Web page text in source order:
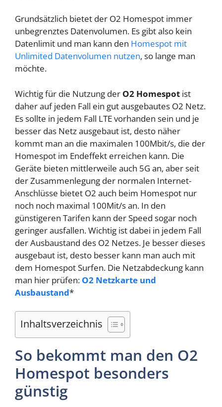
Grundsätzlich bietet der O2 Homespot immer
unbegrenztes Datenvolumen. Es gibt also kein
Datenlimit und man kann den Homespot mit
Unlimited Datenvolumen nutzen, so lange man
möchte.
Wichtig für die Nutzung der O2 Homespot ist
daher auf jeden Fall ein gut ausgebautes O2 Netz.
Es sollte in jedem Fall LTE vorhanden sein und je
besser das Netz ausgebaut ist, desto näher
kommt man an die maximalen 100Mbit/s, die der
Homespot im Endeffekt erreichen kann. Die
Geräte bieten mittlerweile auch 5G an, aber seit
der Zusammenlegung der normalen Internet-
Anschlüsse bietet O2 auch beim Homespot nur
noch noch maximal 100Mit/s an. In den
günstigeren Tarifen kann der Speed sogar noch
geringer ausfallen. Wichtig ist dabei in jedem Fall
der Ausbaustand des O2 Netzes. Je besser dieses
ausgebaut ist, desto besser kann man auch mit
dem Homespot Surfen. Die Netzabdeckung kann
man hier prüfen: O2 Netzkarte und
Ausbaustand*
Inhaltsverzeichnis
So bekommt man den O2
Homespot besonders
günstig